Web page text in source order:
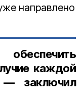
направлено
каждой
— заключил